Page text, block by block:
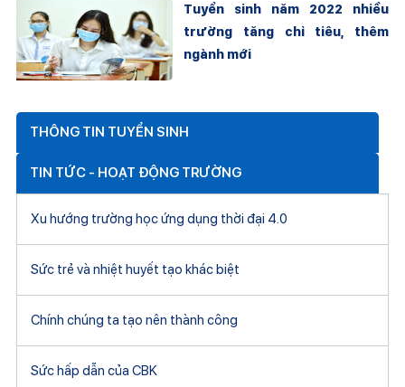
Tuyển sinh năm 2022 nhiều
trường tăng chỉ tiêu, thêm
ngành mới
THÔNG TIN TUYỂN SINH
TIN TỨC - HOẠT ĐỘNG TRƯỜNG
Xu hướng trường học ứng dụng thời đại 4.0
Sức trẻ và nhiệt huyết tạo khác biệt
Chính chúng ta tạo nên thành công
Sức hấp dẫn của CBK